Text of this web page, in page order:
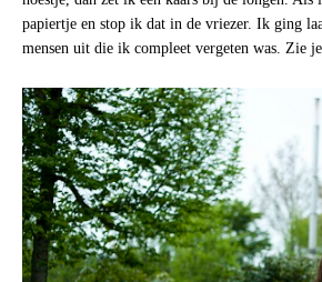
papiertje en stop ik dat in de vriezer. Ik ging
mensen uit die ik compleet vergeten was. Zie